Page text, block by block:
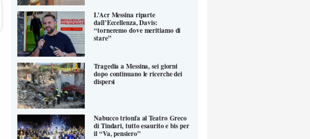
L’Acr Messina riparte
dall’Eccellenza, Davis:
“torneremo dove meritiamo di
stare”
Tragedia a Messina, sei giorni
dopo continuano le ricerche dei
dispersi
Nabucco trionfa al Teatro Greco
di Tindari, tutto esaurito e bis per
il “Va, pensiero”